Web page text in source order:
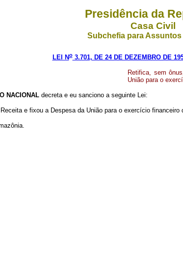
Presidência da
Casa Civil
Subchefia para
LEI No3.701, DE 24 DE DEZEMBRO DE
Retifica, sem
União para o
NACIONAL decreta e eu sanciono a seguinte Lei:
e fixou a Despesa da União para o exercício